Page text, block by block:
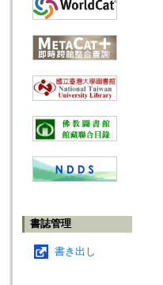
書誌管理
書き出し